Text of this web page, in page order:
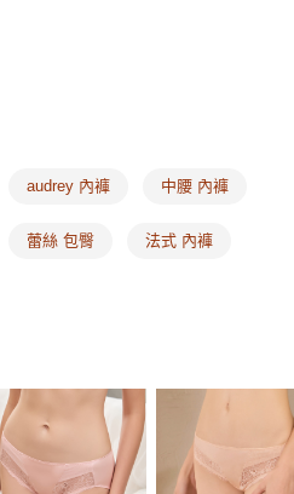
才付款」的支付方式。 讓您購物簡單
、不需儲值。
後，即可完成結帳。
款，方視為交易完成。
之訂單仍視為有效，需透過AFTEE先享
等相關疑問，請聯繫「AFTEE先享後付
供之「AFTEE先享後付」服務完成之交
人資料，並將交易相關給付款項請求債
上)免運費
上)免運費
上)免運費
上)免運費
audrey 內褲 中腰 內褲
蕾絲 包臀 法式 內褲